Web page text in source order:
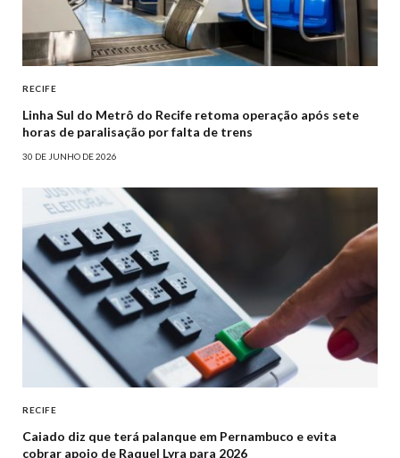
RECIFE
Linha Sul do Metrô do Recife retoma operação após sete
horas de paralisação por falta de trens
30 DE JUNHO DE 2026
RECIFE
Caiado diz que terá palanque em Pernambuco e evita
cobrar apoio de Raquel Lyra para 2026